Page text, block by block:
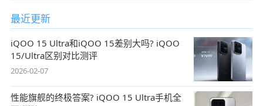
最近更新
iQOO 15 Ultra和iQOO 15差别大吗? iQOO
15/Ultra区别对比测评
2026-02-07
性能旗舰的终极答案? iQOO 15 Ultra手机全